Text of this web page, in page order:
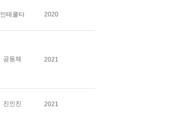
인테쿨타 2020
공동체 2021
진인진 2021